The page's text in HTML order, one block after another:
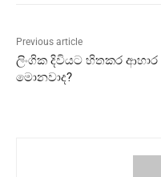
Previous article
ලිංගික දිවියට හිතකර ආහාර
මොනවාද?